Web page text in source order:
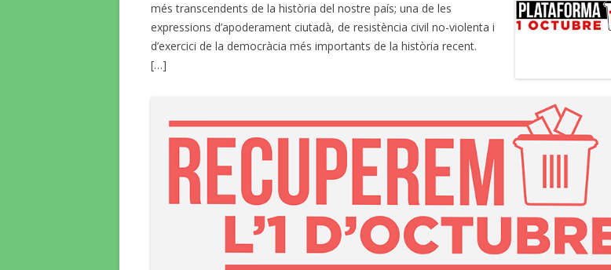
VESTUARI. ACCIÓ-REACCIÓ?
RECEPCIONS (07/06/2017)
GERENT PROPOSAT I COMISSIÓ
PROCÉS ESTABILITZACIÓ,
4/11/2019 SITUACIÓ
més transcendents de la història del nostre país; una de les
expressions d’apoderament ciutadà, de resistència civil no-violenta i
d’exercici de la democràcia més importants de la història recent.
[…]